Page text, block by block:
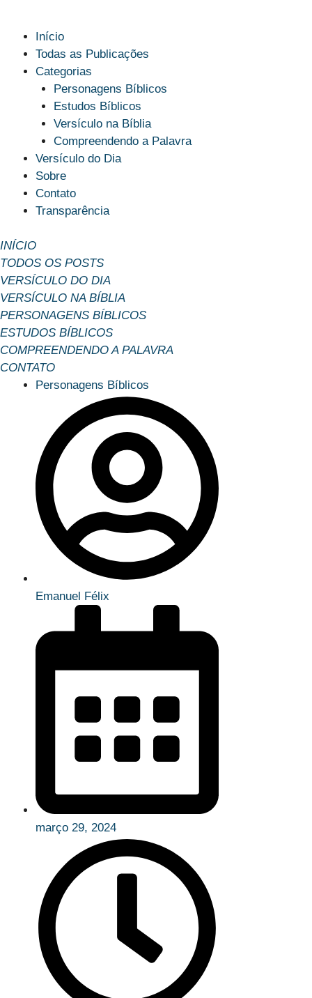
Início
Todas as Publicações
Categorias
Personagens Bíblicos
Estudos Bíblicos
Versículo na Bíblia
Compreendendo a Palavra
Versículo do Dia
Sobre
Contato
Transparência
INÍCIO
TODOS OS POSTS
VERSÍCULO DO DIA
VERSÍCULO NA BÍBLIA
PERSONAGENS BÍBLICOS
ESTUDOS BÍBLICOS
COMPREENDENDO A PALAVRA
CONTATO
Personagens Bíblicos
Emanuel Félix
março 29, 2024